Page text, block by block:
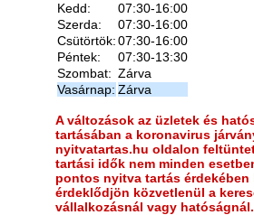
Kedd:
07:30-16:00
Szerda:
07:30-16:00
Csütörtök:07:30-16:00
Péntek:
07:30-13:30
Szombat: Zárva
Vasárnap: Zárva
A változások az üzletek és
tartásában a koronavirus
nyitvatartas.hu oldalon
tartási idők nem minden
pontos nyitva tartás érdekében
érdeklődjön közvetlenül a
vállalkozásnál vagy hatóságnál.